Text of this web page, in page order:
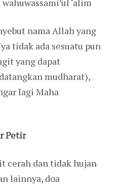
‘alim
nama Allah yang
tidak ada sesuatu pun
yang dapat
mudharat),
lagi Maha
Petir
cerah dan tidak hujan
lainnya, doa